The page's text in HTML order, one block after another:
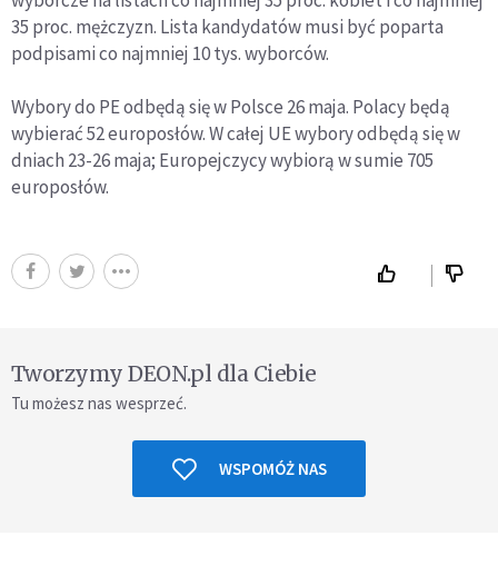
35 proc. mężczyzn. Lista kandydatów musi być poparta
podpisami co najmniej 10 tys. wyborców.
Wybory do PE odbędą się w Polsce 26 maja. Polacy będą
wybierać 52 europosłów. W całej UE wybory odbędą się w
dniach 23-26 maja; Europejczycy wybiorą w sumie 705
europosłów.
Tworzymy DEON.pl dla Ciebie
Tu możesz nas wesprzeć.
WSPOMÓŻ NAS